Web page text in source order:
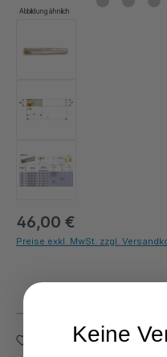
Abbildung ähnlich
46,00 €
Preise exkl. MwSt. zzgl.
Produkt Anzahl: Gib den gewünschten
Zum Merkzettel hinzufügen
Keine